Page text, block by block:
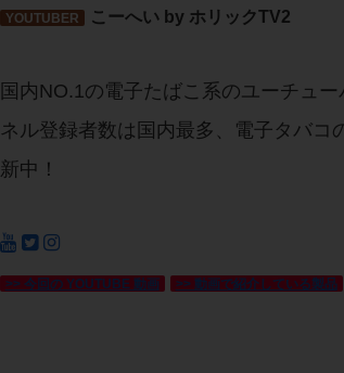
YOUTUBER こーへい by ホリックTV2
国内NO.1の電子たばこ系のユーチュ
ネル登録者数は国内最多、電子タバコ
新中！
>> 今回の YOUTUBE 動画 >> 動画で紹介している製品